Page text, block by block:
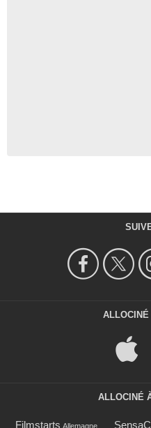
ALLOCINÉ
Filmstarts Allemagne